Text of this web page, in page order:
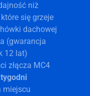
niż
się grzeje
dachowej
(gwarancja
12 lat)
złącza MC4
miejscu